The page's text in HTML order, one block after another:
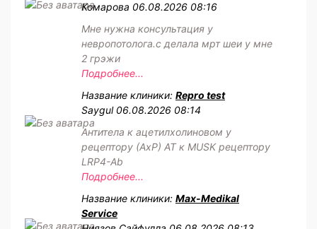
Комарова 06.08.2026 08:16
Мне нужна консультация у
невропотолога.с делала мрт шеи у мне
2 грэжи
Подробнее...
Название клиники: Repro test
Saygul 06.08.2026 08:14
Антитела к ацетилхолиновом у
рецептору (АхР) АТ к MUSK рецептору
LRP4-Ab
Подробнее...
Название клиники: Max-Medikal
Service